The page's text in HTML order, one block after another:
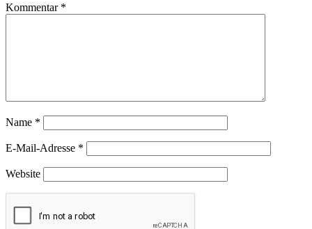
Kommentar *
Name *
E-Mail-Adresse *
Website